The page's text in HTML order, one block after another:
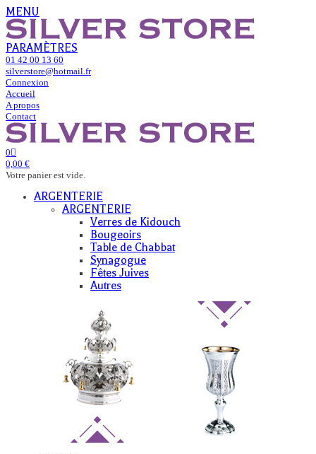
MENU
PARAMÈTRES
01 42 00 13 60
silverstore@hotmail.fr
Connexion
Accueil
A propos
Contact
0
0,00 €
Votre panier est vide.
ARGENTERIE
ARGENTERIE
Verres de Kidouch
Bougeoirs
Table de Chabbat
Synagogue
Fêtes Juives
Autres